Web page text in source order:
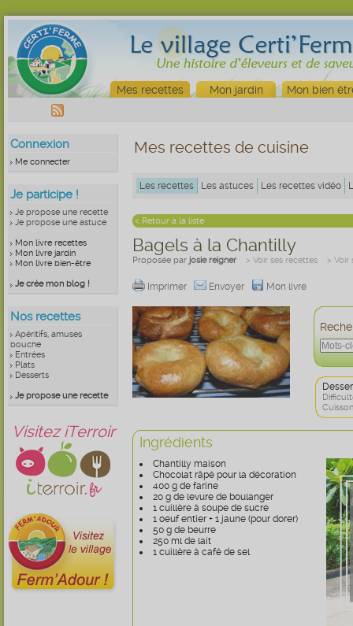
Mes recettes Mon jardin Mon bien
Connexion
Me connecter
Je participe !
Je propose une recette
Je propose une astuce
Mon livre recettes
Mon livre jardin
Mon livre bien-être
Je crée mon blog !
Nos recettes
Apéritifs, amuses
bouche
Entrées
Plats
Desserts
Je propose une recette
Visitez iTerroir
Mes recettes de cuisine
Les recettes Les astuces Les recettes vidéo
< Retour à la liste
Bagels à la Chantilly
Proposée par josie reigner > Voir ses recettes > Voir
Imprimer Envoyer Mon livre
Ingrédients
Chantilly maison
Chocolat râpé pour la décoration
400 g de farine
20 g de levure de boulanger
1 cuillère à soupe de sucre
1 oeuf entier + 1 jaune (pour dorer)
50 g de beurre
250 ml de lait
1 cuillère à café de sel